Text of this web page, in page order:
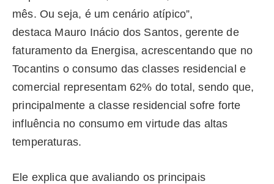
mês. Ou seja, é um cenário atípico”,
destaca Mauro Inácio dos Santos, gerente de
faturamento da Energisa, acrescentando que no
Tocantins o consumo das classes residencial e
comercial representam 62% do total, sendo que,
principalmente a classe residencial sofre forte
influência no consumo em virtude das altas
temperaturas.
Ele explica que avaliando os principais